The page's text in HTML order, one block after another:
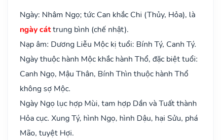
Ngày: Nhâm Ngọ; tức Can khắc Chi (Thủy, Hỏa), là
ngày cáttrung bình (chế nhật).
Nạp âm: Dương Liễu Mộc kị tuổi: Bính Tý, Canh Tý.
Ngày thuộc hành Mộc khắc hành Thổ, đặc biệt tuổi:
Canh Ngọ, Mậu Thân, Bính Thìn thuộc hành Thổ
không sợ Mộc.
Ngày Ngọ lục hợp Mùi, tam hợp Dần và Tuất thành
Hỏa cục. Xung Tý, hình Ngọ, hình Dậu, hại Sửu, phá
Mão, tuyệt Hợi.